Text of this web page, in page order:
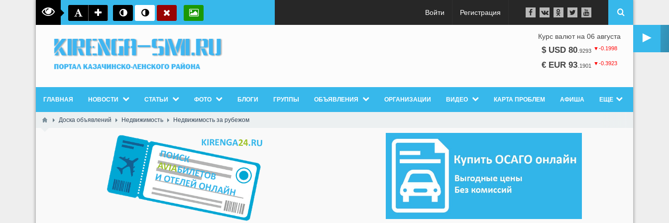
Войти Регистрация
►
Курс валют на 06 августа
$ USD 80 9293 ▼-0.1998
€ EUR 93 1901 ▼-0.3923
ГЛАВНАЯ НОВОСТИ СТАТЬИ ФОТО БЛОГИ ГРУППЫ ОБЪЯВЛЕНИЯ ОРГАНИЗАЦИИ ВИДЕО КАРТА ПРОБЛЕМ АФИША ЕЩЕ
Доска объявлений Недвижимость Недвижимость за рубежом